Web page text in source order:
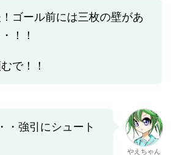
ゴール前には三枚の壁があ
！！
で！！
・強引にシュート
やえちゃん